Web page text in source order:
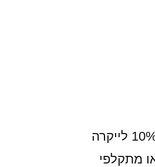
מתקלפי